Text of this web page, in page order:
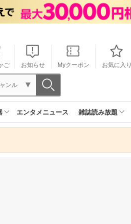
ご お知らせ Myクーポン お気に入り
ンル
エンタメニュース 雑誌読み放題